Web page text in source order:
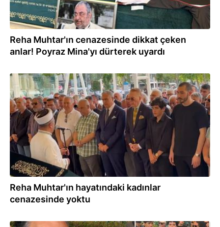
Reha Muhtar'ın cenazesinde dikkat çeken
anlar! Poyraz Mina'yı dürterek uyardı
04.06.2026
Reha Muhtar'ın hayatındaki kadınlar
cenazesinde yoktu